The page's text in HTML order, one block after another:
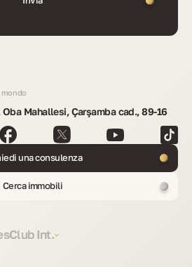
mondo
Mahallesi, Çarşamba cad., 89-16
una consulenza
Cerca immobili
Int.